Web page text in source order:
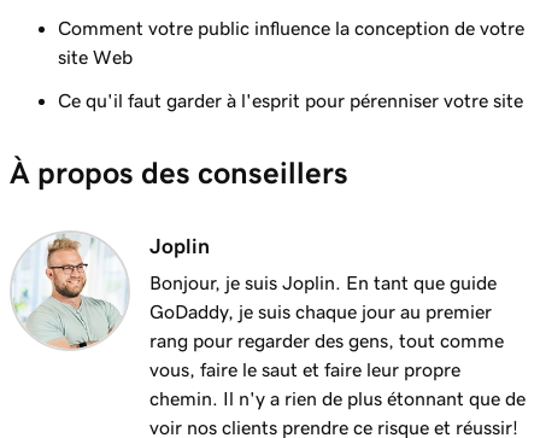
Leçon 9 (de 11)
Quand faire du bricolage et quand déléguer
3m 28s
Leçon 10 (de 11)
Leçon 11 (de 11)
Web
Comment votre public influence la conception de votre
site Web
Ce qu'il faut garder à l'esprit pour pérenniser votre site
À propos des conseillers
Joplin
Bonjour, je suis Joplin. En tant que guide
GoDaddy, je suis chaque jour au premier
rang pour regarder des gens, tout comme
vous, faire le saut et faire leur propre
chemin. Il n'y a rien de plus étonnant que de
voir nos clients prendre ce risque et réussir!